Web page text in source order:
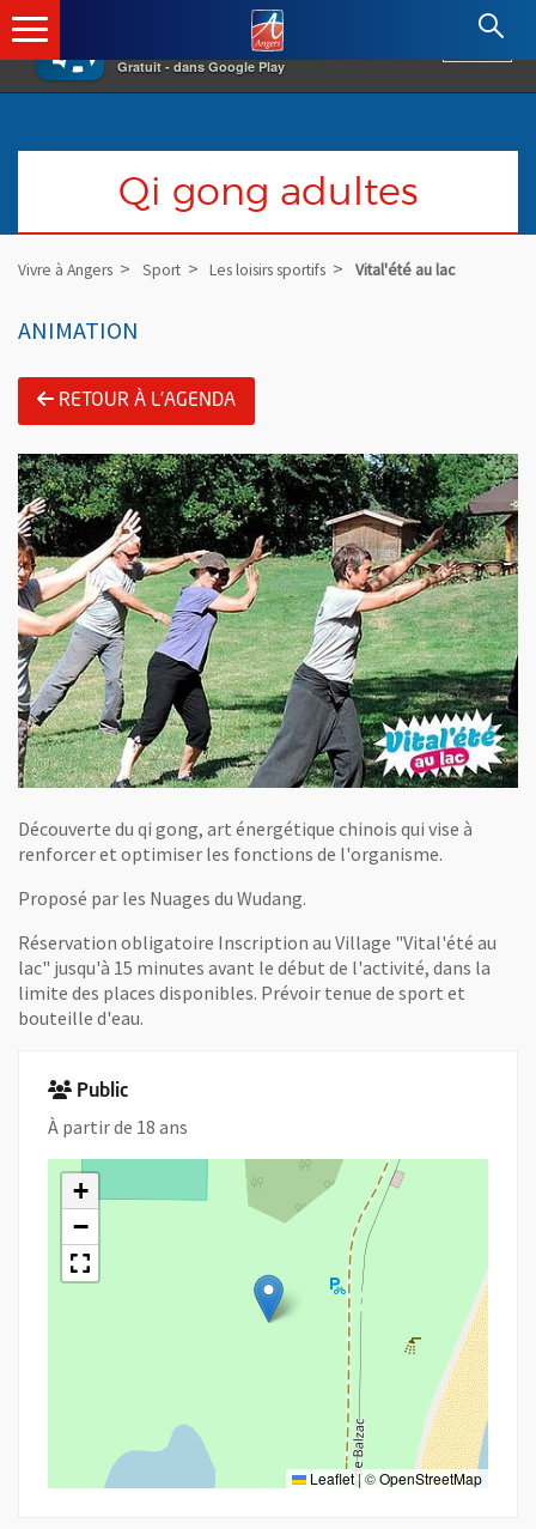
×
Gratuit - dans Google Play
Angers.fr : Retour à l'accueil
Qi gong adultes
Vivre à Angers Sport Les loisirs sportifs Vital'été au lac
ANIMATION
RETOUR À L'AGENDA
Découverte du qi gong, art énergétique chinois qui vise à
renforcer et optimiser les fonctions de l'organisme.
Proposé par les Nuages du Wudang.
Réservation obligatoire Inscription au Village "Vital'été au
lac" jusqu'à 15 minutes avant le début de l'activité, dans la
limite des places disponibles. Prévoir tenue de sport et
bouteille d'eau.
Public
À partir de 18 ans
+
−
Leaflet|©OpenStreetMap